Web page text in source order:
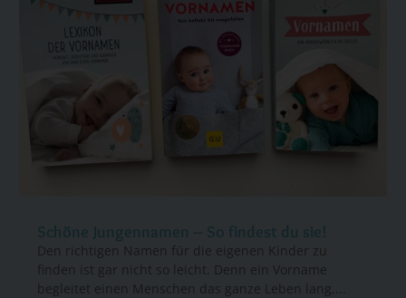
Schöne Jungennamen – So findest du sie!
Den richtigen Namen für die eigenen Kinder zu
finden ist gar nicht so leicht. Denn ein Vorname
begleitet einen Menschen das ganze Leben lang,...